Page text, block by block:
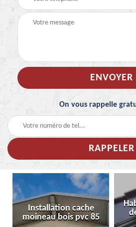
On vous rappelle
Installation cache
moineau bois pvc 85